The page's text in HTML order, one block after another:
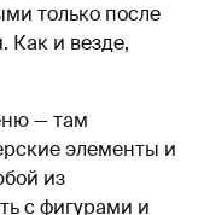
только после
Как и везде,
— там
элементы и
из
с фигурами и